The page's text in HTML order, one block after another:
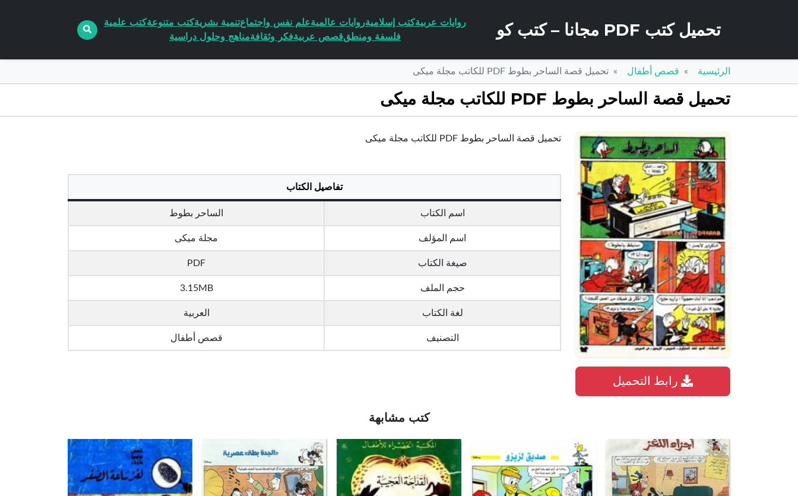
تحميل كتب PDF مجانا – كتب كو روايات عربيةكتب إسلاميةروايات عالميةعلم نفس واجتماعتنمية بشريةكتب متنوعةكتب علمية
فلسفة ومنطققصص عربيةفكر وثقافةمناهج وحلول دراسية
الرئيسية قصص أطفال تحميل قصة الساحر بطوط PDF للكاتب مجلة ميكى
تحميل قصة الساحر بطوط PDF للكاتب مجلة ميكى
تحميل قصة الساحر بطوط PDF للكاتب مجلة ميكى
تفاصيل الكتاب
اسم الكتاب الساحر بطوط
اسم المؤلف مجلة ميكى
صيغة الكتاب PDF
حجم الملف 3.15MB
لغة الكتاب العربية
التصنيف قصص أطفال
كتب مشابهة